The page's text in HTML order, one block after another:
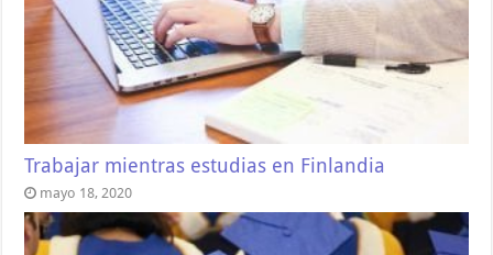
Trabajar mientras estudias en Finlandia
mayo 18, 2020